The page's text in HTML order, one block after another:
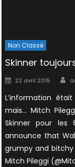
Non Classé
Skinner
Posted
22 avril 2015
L’information
mais… Mitch
Skinner pour les
announce that
grumpy and bitchy
Mitch Pileggi